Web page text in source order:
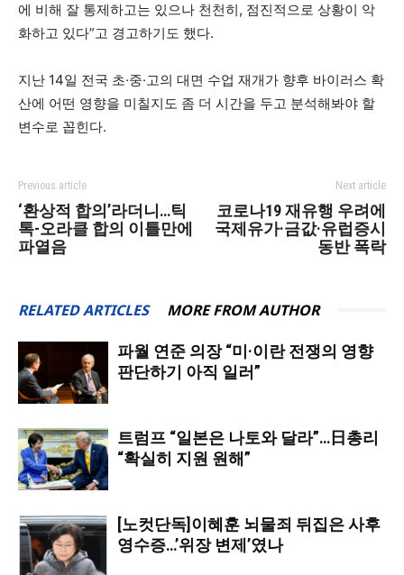
에 비해 잘 통제하고는 있으나 천천히, 점진적으로 상황이 악
화하고 있다”고 경고하기도 했다.
지난 14일 전국 초·중·고의 대면 수업 재개가 향후 바이러스 확
산에 어떤 영향을 미칠지도 좀 더 시간을 두고 분석해봐야 할
변수로 꼽힌다.
Previous article
‘환상적 합의’라더니…틱
톡-오라클 합의 이틀만에
파열음
Next article
코로나19 재유행 우려에
국제유가·금값·유럽증시
동반 폭락
RELATED ARTICLES MORE FROM AUTHOR
파월 연준 의장 “미·이란 전쟁의 영향
판단하기 아직 일러”
트럼프 “일본은 나토와 달라”…日총리
“확실히 지원 원해”
[노컷단독]이혜훈 뇌물죄 뒤집은 사후
영수증…’위장 변제’였나